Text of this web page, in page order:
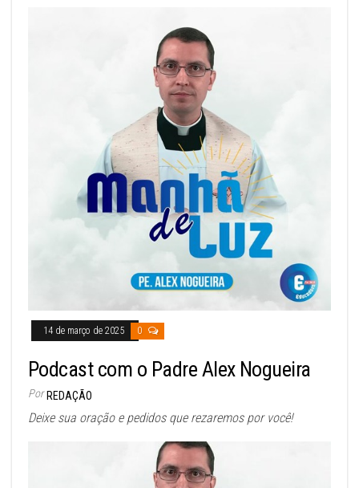
14 de março de 2025 0
Podcast com o Padre Alex Nogueira
Por REDAÇÃO
Deixe sua oração e pedidos que rezaremos por você!